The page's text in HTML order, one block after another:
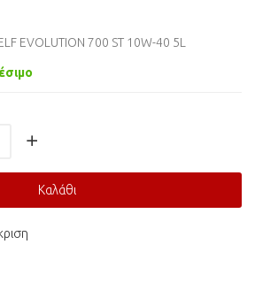
EVOLUTION 700 ST 10W-40 5L
Καλάθι